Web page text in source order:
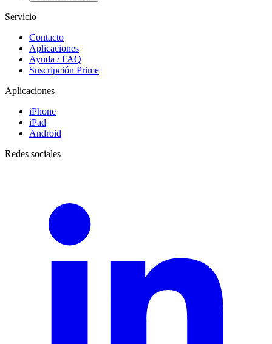
Servicio
Contacto
Aplicaciones
Ayuda / FAQ
Suscripción Prime
Aplicaciones
iPhone
iPad
Android
Redes sociales